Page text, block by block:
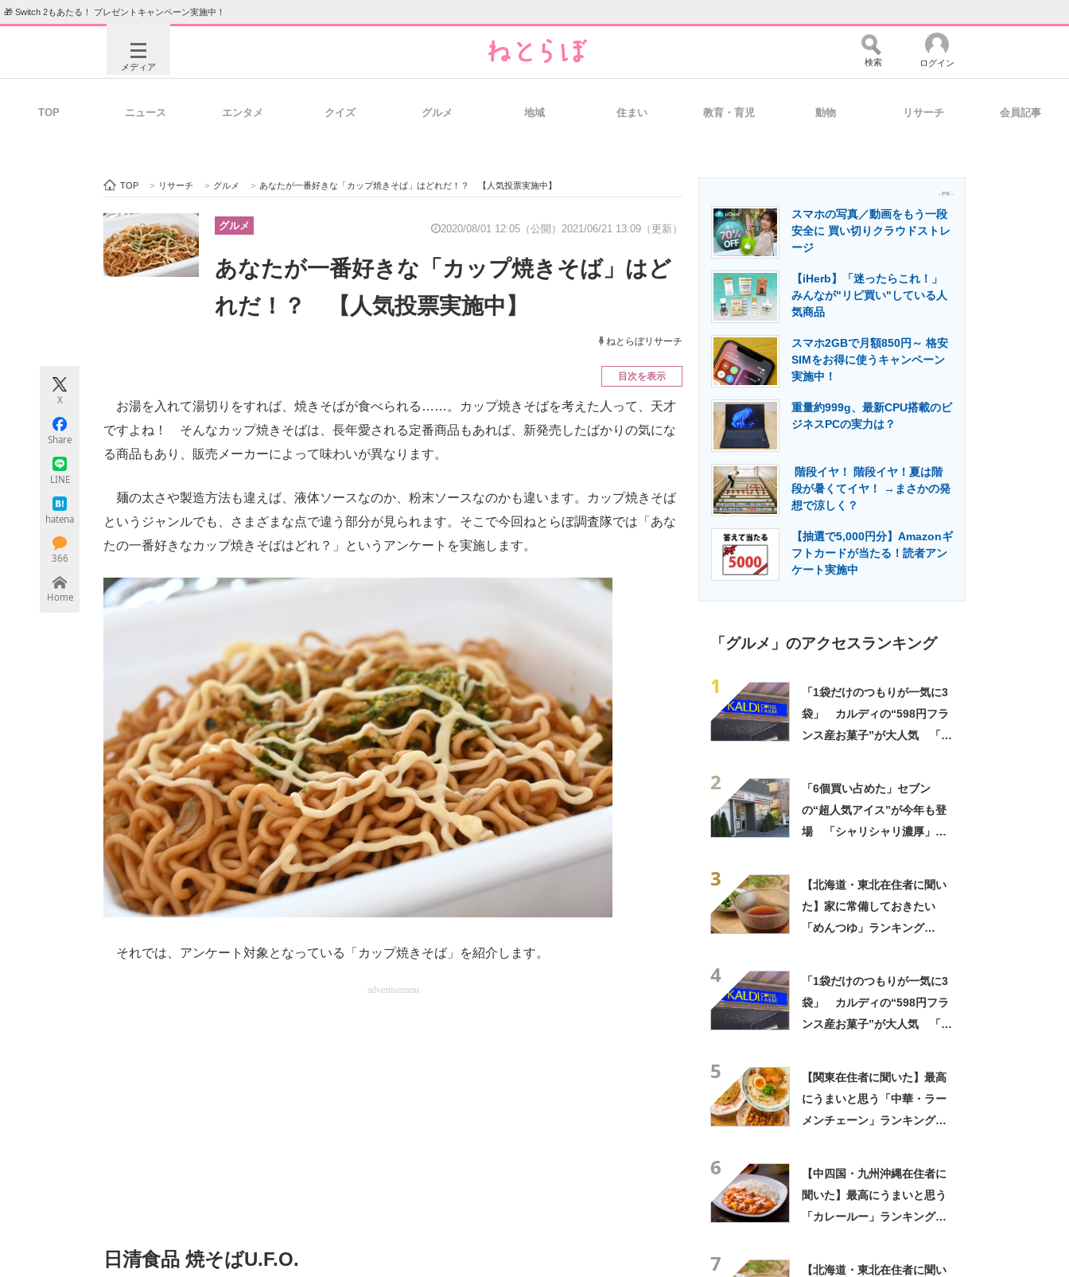
🎁 Switch 2もあたる！ プレゼントキャンペーン実施中！
メディア
ビジネスと働き方のヒント 経営リーダーのコミュニティ マーケ×ITの今がよく分かる
企業向けIT製品の総合サイト IT製品の技術・比較・事例 製造業のIT導入・活用を支援
エネルギーの専門メディア 建設×テクノロジーの最前線
検索 ログイン
TOP ニュース エンタメ クイズ グルメ 地域 住まい 教育・育児 動物 リサーチ 会員記事
TOP > リサーチ > グルメ > あなたが一番好きな「カップ焼きそば」はどれだ！？ 【人気投票実施中】
グルメ 2020/08/01 12:05（公開） 2021/06/21 13:09（更新）
あなたが一番好きな「カップ焼きそば」はど
れだ！？ 【人気投票実施中】
ねとらぼリサーチ
X
Share
LINE
hatena
366
Home
目次を表示
お湯を入れて湯切りをすれば、焼きそばが食べられる……。カップ焼きそばを考えた人って、天才
ですよね！ そんなカップ焼きそばは、長年愛される定番商品もあれば、新発売したばかりの気にな
る商品もあり、販売メーカーによって味わいが異なります。
麺の太さや製造方法も違えば、液体ソースなのか、粉末ソースなのかも違います。カップ焼きそば
というジャンルでも、さまざまな点で違う部分が見られます。そこで今回ねとらぼ調査隊では「あな
たの一番好きなカップ焼きそばはどれ？」というアンケートを実施します。
それでは、アンケート対象となっている「カップ焼きそば」を紹介します。
advertisement
日清食品 焼そばU.F.O.
- PR -
スマホの写真／動画をもう一段
安全に 買い切りクラウドストレ
ージ
【iHerb】「迷ったらこれ！」
みんなが"リピ買い"している人
気商品
スマホ2GBで月額850円～ 格安
SIMをお得に使うキャンペーン
実施中！
重量約999g、最新CPU搭載のビ
ジネスPCの実力は？
階段イヤ！ 階段イヤ！夏は階
段が暑くてイヤ！ →まさかの発
想で涼しく？
【抽選で5,000円分】Amazonギ
フトカードが当たる！読者アン
ケート実施中
「グルメ」のアクセスランキング
1
「1袋だけのつもりが一気に3
袋」 カルディの“598円フラ
ンス産お菓子”が大人気 「デ
2
「6個買い占めた」セブン
の“超人気アイス”が今年も登
場 「シャリシャリ濃厚」
3
【北海道・東北在住者に聞い
た】家に常備しておきたい
「めんつゆ」ランキング
4
「1袋だけのつもりが一気に3
袋」 カルディの“598円フラ
ンス産お菓子”が大人気 「デ
5
【関東在住者に聞いた】最高
にうまいと思う「中華・ラー
メンチェーン」ランキング
6
【中四国・九州沖縄在住者に
聞いた】最高にうまいと思う
「カレールー」ランキング
7
【北海道・東北在住者に聞い